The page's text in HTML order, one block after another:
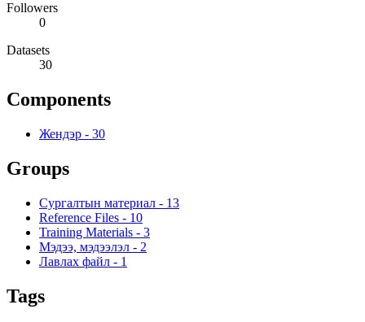
Followers
0
Datasets
30
Components
Жендэр - 30
Groups
Сургалтын материал - 13
Reference Files - 10
Training Materials - 3
Мэдээ, мэдээлэл - 2
Лавлах файл - 1
Tags